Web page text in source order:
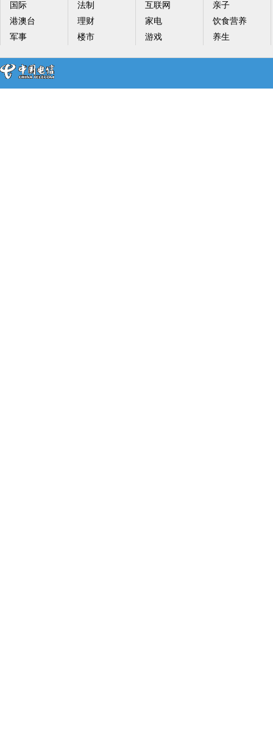
国际
港澳台
军事
法制
理财
楼市
互联网
家电
游戏
亲子
饮食营养
养生